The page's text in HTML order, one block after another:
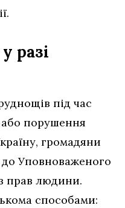
разі
під час
порушення
громадяни
Уповноваженого
прав людини.
способами: